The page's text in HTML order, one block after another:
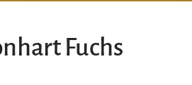
Fuchs